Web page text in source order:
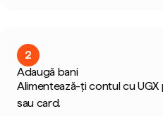
2
Adaugă bani
Alimentează-ți contul cu
sau card.